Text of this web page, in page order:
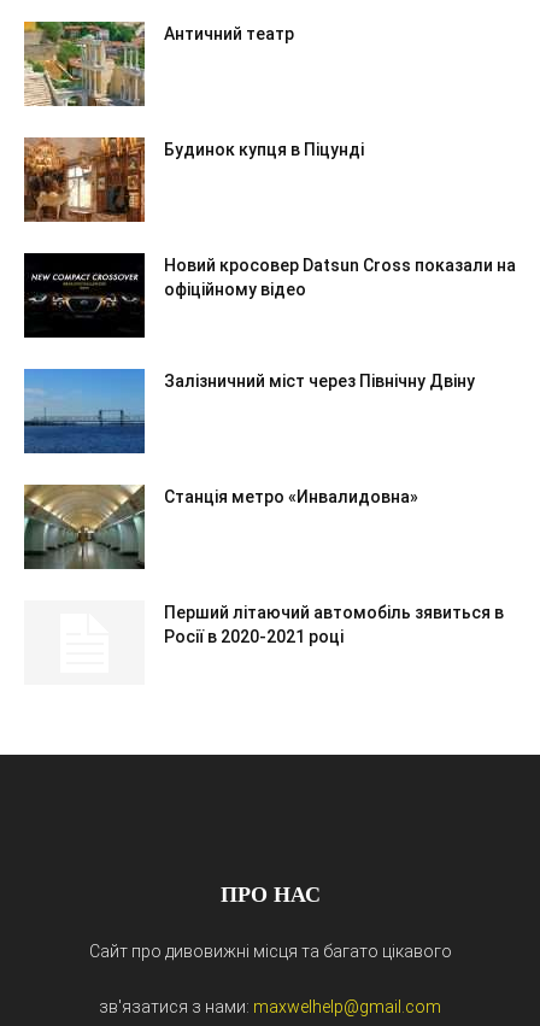
Античний театр
Будинок купця в Піцунді
Новий кросовер Datsun Cross показали на
офіційному відео
Залізничний міст через Північну Двіну
Станція метро «Инвалидовна»
Перший літаючий автомобіль зявиться в
Росії в 2020-2021 році
ПРО НАС
Сайт про дивовижні місця та багато цікавого
зв'язатися з нами: maxwelhelp@gmail.com